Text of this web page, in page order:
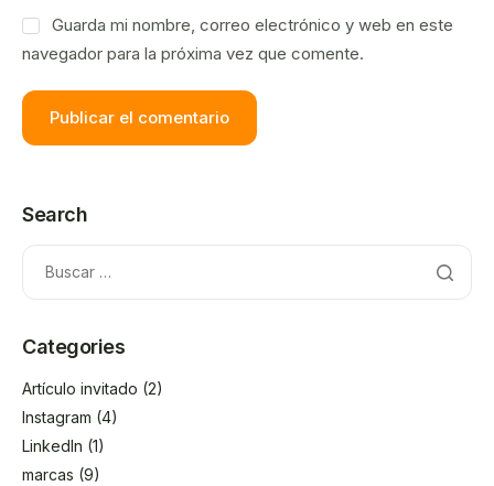
Guarda mi nombre, correo electrónico y web en este
navegador para la próxima vez que comente.
Search
Categories
Artículo invitado (2)
Instagram (4)
LinkedIn (1)
marcas (9)